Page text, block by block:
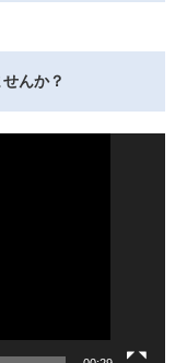
んか？